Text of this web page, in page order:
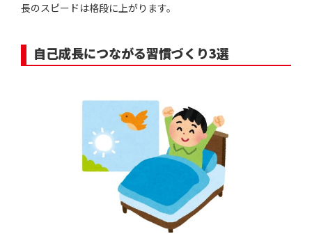
長のスピードは格段に上がります。
自己成長につながる習慣づくり3選